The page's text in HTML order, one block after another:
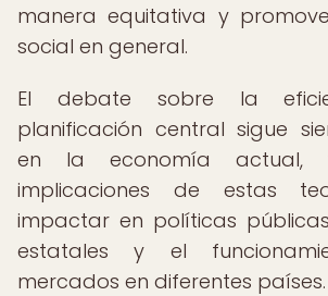
manera equitativa y
social en general.
El debate sobre la
planificación central sigue
en la economía
implicaciones de estas
impactar en políticas
estatales y el
mercados en diferentes países.